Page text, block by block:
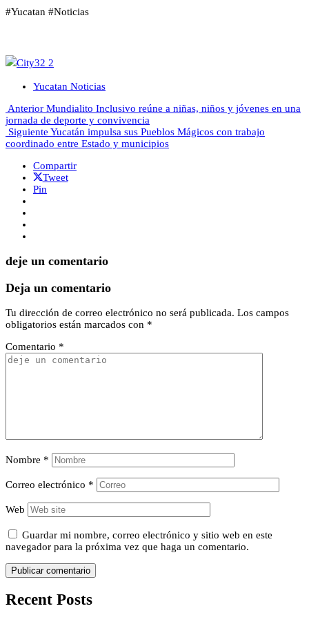
#Yucatan #Noticias
Yucatan Noticias
Anterior Mundialito Inclusivo reúne a niñas, niños y jóvenes en una
jornada de deporte y convivencia
Siguiente Yucatán impulsa sus Pueblos Mágicos con trabajo
coordinado entre Estado y municipios
Compartir
Tweet
Pin
deje un comentario
Deja un comentario
Tu dirección de correo electrónico no será publicada. Los campos
obligatorios están marcados con *
Comentario *
Nombre *
Correo electrónico *
Web
Guardar mi nombre, correo electrónico y sitio web en este
navegador para la próxima vez que haga un comentario.
Recent Posts